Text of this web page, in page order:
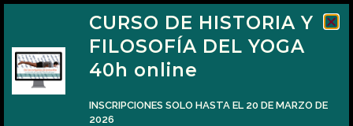
CURSO DE HISTORIA Y
FILOSOFÍA DEL YOGA
40h online
INSCRIPCIONES SOLO HASTA EL 20 DE MARZO DE
2026